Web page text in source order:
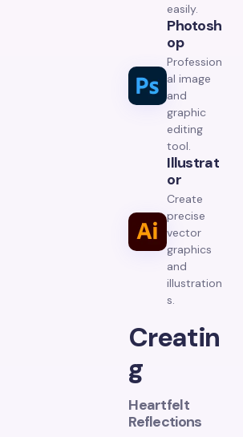
easily.
Photosh
Op
Profession
al image
and
graphic
editing
tool.
Illustrat
Or
Create
precise
vector
graphics
and
illustration
s.
Creatin
g
Heartfelt
Reflections